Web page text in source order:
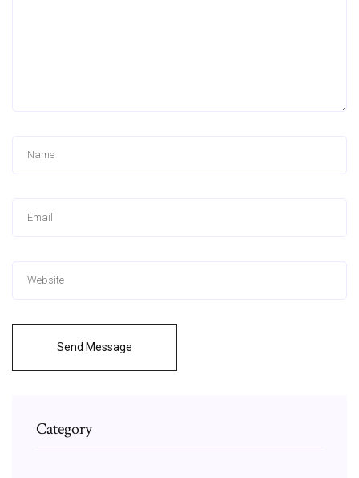
Send Message
Category